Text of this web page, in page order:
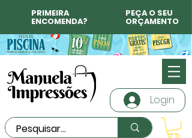
PRIMEIRA
ENCOMENDA?
PEÇA O SEU
ORÇAMENTO
Login